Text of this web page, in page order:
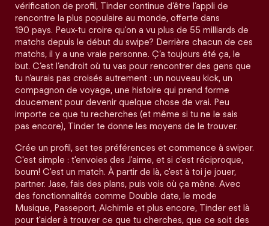
vérification de profil, Tinder continue d’être l’appli de
rencontre la plus populaire au monde, offerte dans
190 pays. Peux-tu croire qu'on a vu plus de 55 milliards de
matchs depuis le début du swipe? Derrière chacun de ces
matchs, il y a une vraie personne. Ç’a toujours été ça, le
but. C’est l’endroit où tu vas pour rencontrer des gens que
tu n’aurais pas croisés autrement : un nouveau kick, un
compagnon de voyage, une histoire qui prend forme
doucement pour devenir quelque chose de vrai. Peu
importe ce que tu recherches (et même si tu ne le sais
pas encore), Tinder te donne les moyens de le trouver.
Crée un profil, set tes préférences et commence à swiper.
C'est simple : t'envoies des J'aime, et si c'est réciproque,
boum! C'est un match. À partir de là, c'est à toi je jouer,
partner. Jase, fais des plans, puis vois où ça mène. Avec
des fonctionnalités comme Double date, le mode
Musique, Passeport, Alchimie et plus encore, Tinder est là
pour t'aider à trouver ce que tu cherches, que ce soit des